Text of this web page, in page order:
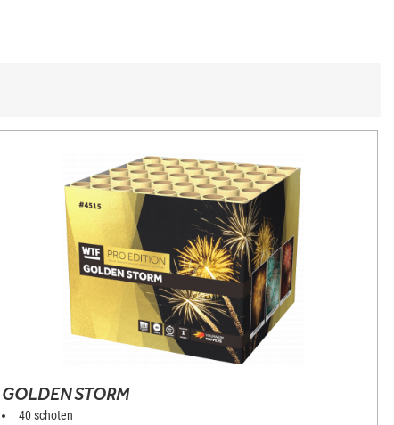
GOLDEN STORM
40 schoten